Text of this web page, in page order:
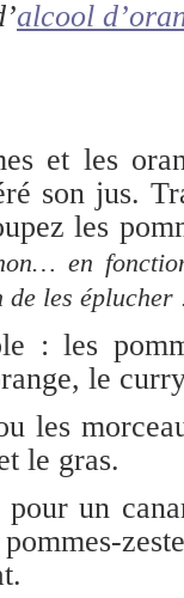
alcool
et les
son jus.
les
en
de les éplucher
: les
le
les
le gras.
un